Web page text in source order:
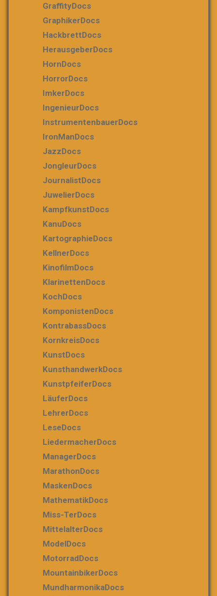
GraffityDocs
GraphikerDocs
HackbrettDocs
HerausgeberDocs
HornDocs
HorrorDocs
ImkerDocs
IngenieurDocs
InstrumentenbauerDocs
IronManDocs
JazzDocs
JongleurDocs
JournalistDocs
JuwelierDocs
KampfkunstDocs
KanuDocs
KartographieDocs
KellnerDocs
KinofilmDocs
KlarinettenDocs
KochDocs
KomponistenDocs
KontrabassDocs
KornkreisDocs
KunstDocs
KunsthandwerkDocs
KunstpfeiferDocs
LäuferDocs
LehrerDocs
LeseDocs
LiedermacherDocs
ManagerDocs
MarathonDocs
MaskenDocs
MathematikDocs
Miss-TerDocs
MittelalterDocs
ModelDocs
MotorradDocs
MountainbikerDocs
MundharmonikaDocs